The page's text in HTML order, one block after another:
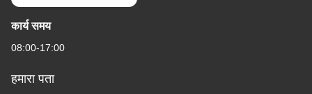
कार्य समय
08:00-17:00
हमारा पता